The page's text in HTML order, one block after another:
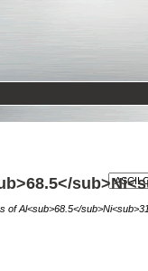
Al<sub>68.5</